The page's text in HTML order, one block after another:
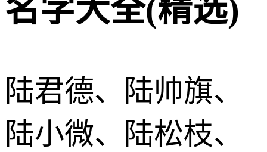
名字大全(精选)
陆君德、陆帅旗、
陆小微、陆松枝、